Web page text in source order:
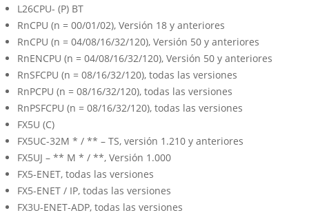
L26CPU- (P) BT
RnCPU (n = 00/01/02), Versión 18 y anteriores
RnCPU (n = 04/08/16/32/120), Versión 50 y anteriores
RnENCPU (n = 04/08/16/32/120), Versión 50 y anteriores
RnSFCPU (n = 08/16/32/120), todas las versiones
RnPCPU (n = 08/16/32/120), todas las versiones
RnPSFCPU (n = 08/16/32/120), todas las versiones
FX5U (C)
FX5UC-32M * / ** – TS, versión 1.210 y anteriores
FX5UJ – ** M * / **, Versión 1.000
FX5-ENET, todas las versiones
FX5-ENET / IP, todas las versiones
FX3U-ENET-ADP, todas las versiones